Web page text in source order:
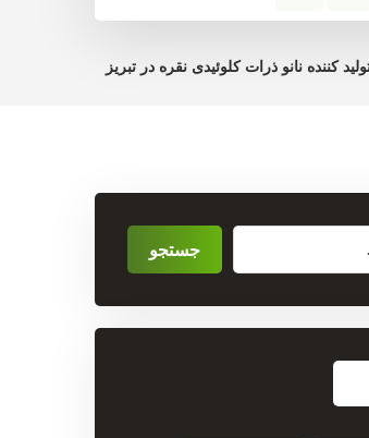
کننده نانو ذرات کلوئیدی نقره در تبریز